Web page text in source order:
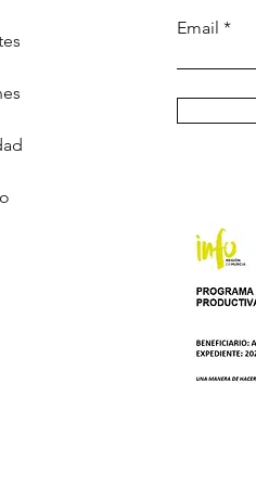
Email